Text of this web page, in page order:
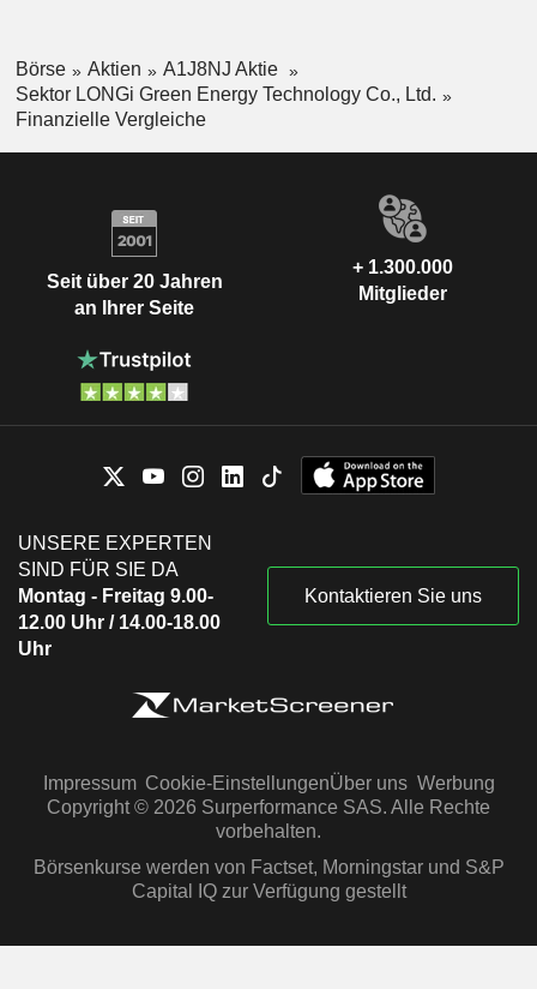
Börse Aktien
A1J8NJ Aktie
Sektor LONGi Green Energy Technology Co., Ltd.
Finanzielle Vergleiche
Seit über 20 Jahren
an Ihrer Seite
+ 1.300.000
Mitglieder
UNSERE EXPERTEN
SIND FÜR SIE DA
Montag - Freitag 9.00-
12.00 Uhr / 14.00-18.00
Uhr
Kontaktieren Sie uns
Impressum Cookie-EinstellungenÜber uns Werbung
Copyright © 2026 Surperformance SAS. Alle Rechte
vorbehalten.
Börsenkurse werden von Factset, Morningstar und S&P
Capital IQ zur Verfügung gestellt